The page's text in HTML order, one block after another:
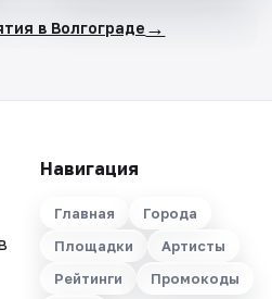
в Волгограде →
Навигация
Главная
Города
Площадки
Артисты
Рейтинги
Промокоды